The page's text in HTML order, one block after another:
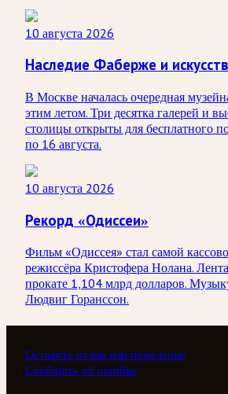
10 августа 2026
Наследие Фаберже и
В Москве началась очередная
этим летом. Три десятка галерей и
столицы открыты для бесплатного
по 16 августа.
10 августа 2026
Рекорд «Одиссеи»
Фильм «Одиссея» стал самой
режиссёра Кристофера Нолана.
прокате 1,104 млрд долларов.
Людвиг Горанссон.
Оставить отзыв или пожелание
Сообщить об ошибке